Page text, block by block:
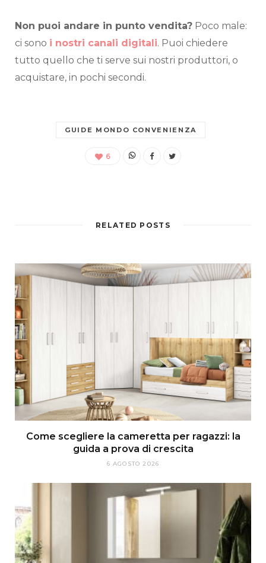
Non puoi andare in punto vendita? Poco male:
ci sono i nostri canali digitali. Puoi chiedere
tutto quello che ti serve sui nostri produttori, o
acquistare, in pochi secondi.
GUIDE MONDO CONVENIENZA
6
RELATED POSTS
Come scegliere la cameretta per ragazzi: la
guida a prova di crescita
6 AGOSTO 2026